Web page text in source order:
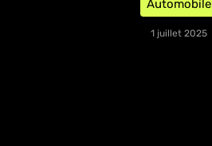
Automobile
1 juillet 2025